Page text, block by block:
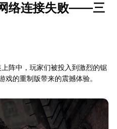
络连接失败——三
阵中，玩家们被投入到激烈的锯
的重制版带来的震撼体验。